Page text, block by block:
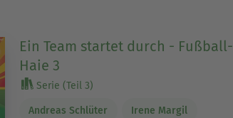
Ein Team startet durch - Fußball-
Haie 3
Serie (Teil 3)
Andreas Schlüter Irene Margil